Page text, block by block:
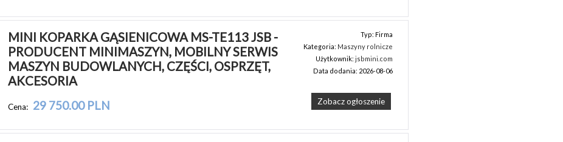
MINI KOPARKA GĄSIENICOWA MS-TE113 JSB -
PRODUCENT MINIMASZYN, MOBILNY SERWIS
MASZYN BUDOWLANYCH, CZĘŚCI, OSPRZĘT,
AKCESORIA
Cena: 29 750.00 PLN
Typ: Firma
Kategoria: Maszyny rolnicze
Użytkownik:jsbmini.com
Data dodania: 2026-08-06
Zobacz ogłoszenie